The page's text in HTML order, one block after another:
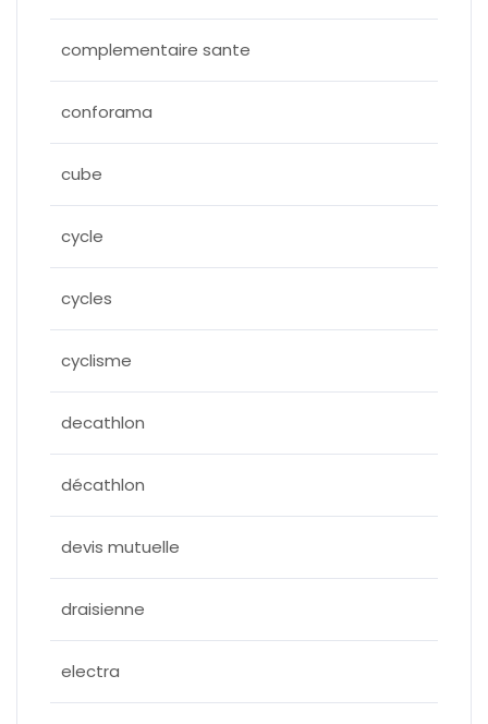
complementaire sante
conforama
cube
cycle
cycles
cyclisme
decathlon
décathlon
devis mutuelle
draisienne
electra